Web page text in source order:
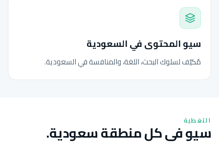
سيو المحتوى في السعودية
مُكيّف لسلوك البحث، اللغة، والمنافسة في السعودية.
التغطية
سيو في كل منطقة سعودية.